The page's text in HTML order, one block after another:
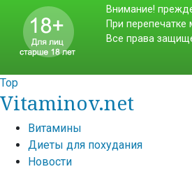
Внимание!
При перепечатке
Все права
Top
Vitaminov.net
Витамины
Диеты для похудания
Новости